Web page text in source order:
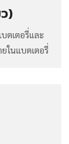
)
ตเตอรี่และ
ในแบตเตอรี่